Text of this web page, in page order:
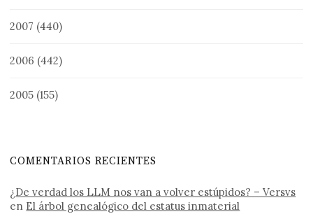
2007 (440)
2006 (442)
2005 (155)
COMENTARIOS RECIENTES
¿De verdad los LLM nos van a volver estúpidos? – Versvs
en El árbol genealógico del estatus inmaterial